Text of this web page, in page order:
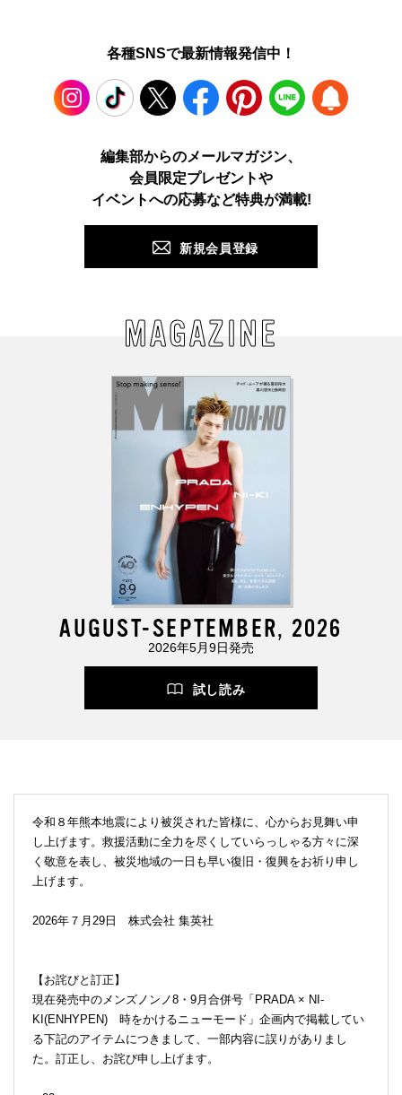
各種SNSで最新情報発信中！
TikTok X Facebook Pinterest LINE
編集部からのメールマガジン、
会員限定プレゼントや
イベントへの応募など特典が満載!
新規会員登録
MAGAZINE
AUGUST-SEPTEMBER, 2026
2026年5月9日発売
試し読み
令和８年熊本地震により被災された皆様に、心からお見舞い申
し上げます。救援活動に全力を尽くしていらっしゃる方々に深
く敬意を表し、被災地域の一日も早い復旧・復興をお祈り申し
上げます。
2026年７月29日 株式会社 集英社
【お詫びと訂正】
現在発売中のメンズノンノ8・9月合併号「PRADA × NI-
KI(ENHYPEN) 時をかけるニューモード」企画内で掲載してい
る下記のアイテムにつきまして、一部内容に誤りがありまし
た。訂正し、お詫び申し上げます。